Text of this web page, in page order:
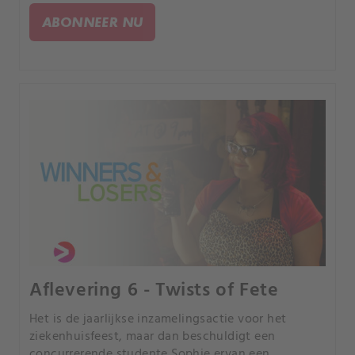
ABONNEER NU
Aflevering 6 - Twists of Fete
Het is de jaarlijkse inzamelingsactie voor het
ziekenhuisfeest, maar dan beschuldigt een